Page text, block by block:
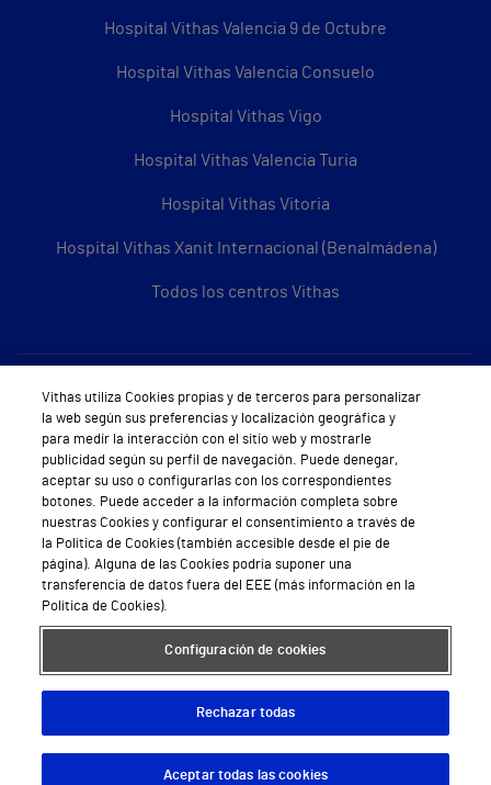
Hospital Vithas Valencia 9 de Octubre
Hospital Vithas Valencia Consuelo
Hospital Vithas Vigo
Hospital Vithas Valencia Turia
Hospital Vithas Vitoria
Hospital Vithas Xanit Internacional (Benalmádena)
Todos los centros Vithas
Sobre Vithas
Quiénes somos
Trabajar en Vithas
Teléfono Cita Médica
Teléfono Atención al Cliente
Política de seguridad y salud en el trabajo
Conoce a Supervita
Aviso Legal Política de cookies Política de privacidad Mapa web Protección de datos
Descargar App
Vithas utiliza Cookies propias y de terceros para personalizar
la web según sus preferencias y localización geográfica y
para medir la interacción con el sitio web y mostrarle
publicidad según su perfil de navegación. Puede denegar,
aceptar su uso o configurarlas con los correspondientes
botones. Puede acceder a la información completa sobre
nuestras Cookies y configurar el consentimiento a través de
la Política de Cookies (también accesible desde el pie de
página). Alguna de las Cookies podría suponer una
transferencia de datos fuera del EEE (más información en la
Política de Cookies).
Configuración de cookies
Rechazar todas
Aceptar todas las cookies